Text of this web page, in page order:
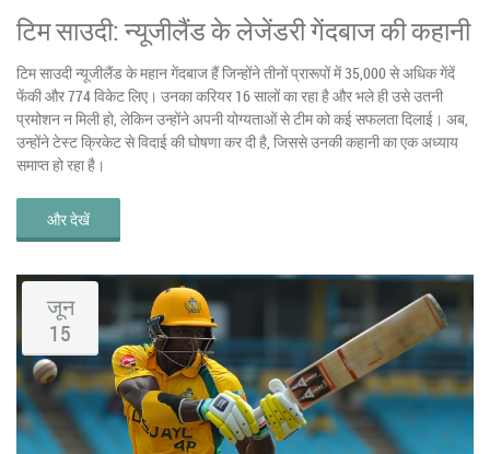
टिम साउदी: न्यूजीलैंड के लेजेंडरी गेंदबाज की कहानी
टिम साउदी न्यूजीलैंड के महान गेंदबाज हैं जिन्होंने तीनों प्रारूपों में 35,000 से अधिक गेंदें
फेंकी और 774 विकेट लिए। उनका करियर 16 सालों का रहा है और भले ही उसे उतनी
प्रमोशन न मिली हो, लेकिन उन्होंने अपनी योग्यताओं से टीम को कई सफलता दिलाई। अब,
उन्होंने टेस्ट क्रिकेट से विदाई की घोषणा कर दी है, जिससे उनकी कहानी का एक अध्याय
समाप्त हो रहा है।
और देखें
जून
15